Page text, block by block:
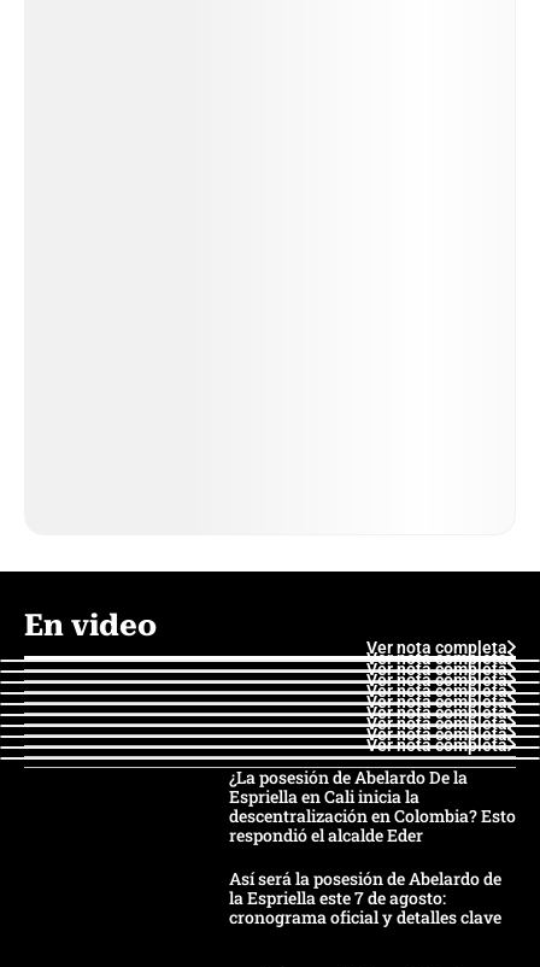
En video
Ver nota completa
Ver nota completa
Ver nota completa
Ver nota completa
Ver nota completa
Ver nota completa
Ver nota completa
Ver nota completa
Ver nota completa
Ver nota completa
¿La posesión de Abelardo De la
Espriella en Cali inicia la
descentralización en Colombia? Esto
respondió el alcalde Eder
Así será la posesión de Abelardo de
la Espriella este 7 de agosto:
cronograma oficial y detalles clave